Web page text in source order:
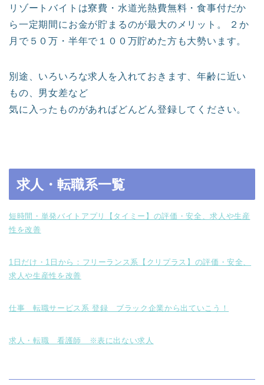
リゾートバイトは寮費・水道光熱費無料・食事付だか
ら一定期間にお金が貯まるのが最大のメリット。 ２か
月で５０万・半年で１００万貯めた方も大勢います。
別途、いろいろな求人を入れておきます、年齢に近い
もの、男女差など
気に入ったものがあればどんどん登録してください。
求人・転職系一覧
短時間・単発バイトアプリ【タイミー】の評価・安全、求人や生産
性を改善
1日だけ・1日から：フリーランス系【クリプラス】の評価・安全、
求人や生産性を改善
仕事 転職サービス系 登録 ブラック企業から出ていこう！
求人・転職 看護師 ※表に出ない求人